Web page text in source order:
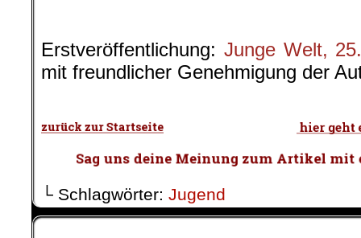
Erstveröffentlichung: Junge Welt,
mit freundlicher Genehmigung der
└ Schlagwörter: Jugend